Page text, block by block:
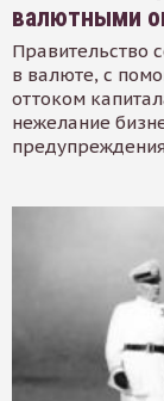
валютными
Правительство
в валюте, с
оттоком
нежелание